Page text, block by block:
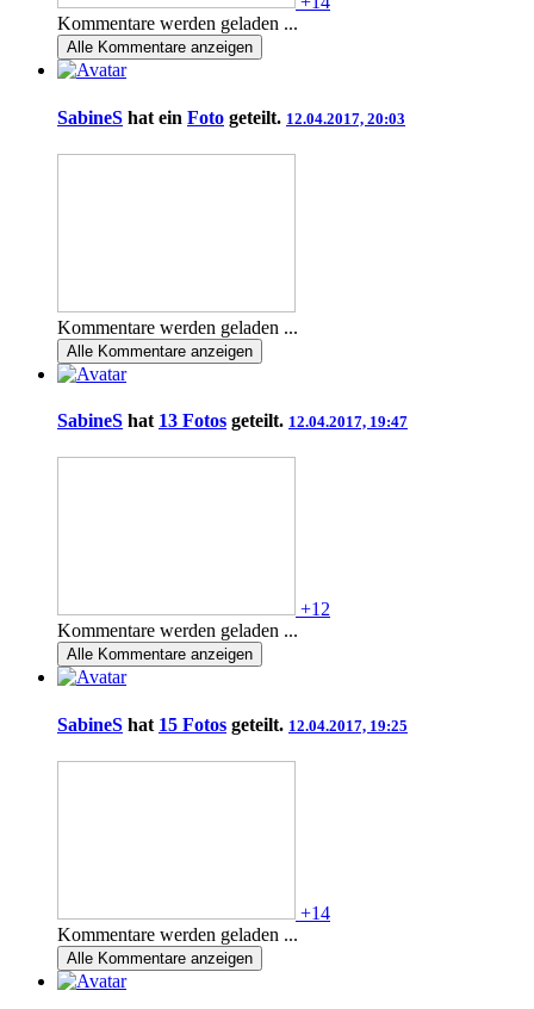
Kommentare werden geladen ...
Alle Kommentare anzeigen
SabineS hat ein Foto geteilt. 12.04.2017, 20:03
Kommentare werden geladen ...
Alle Kommentare anzeigen
SabineS hat 13 Fotos geteilt. 12.04.2017, 19:47
+12
Kommentare werden geladen ...
Alle Kommentare anzeigen
SabineS hat 15 Fotos geteilt. 12.04.2017, 19:25
+14
Kommentare werden geladen ...
Alle Kommentare anzeigen